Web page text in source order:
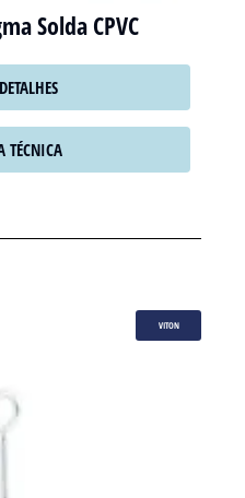
Solda CPVC
TÉCNICA
VITON